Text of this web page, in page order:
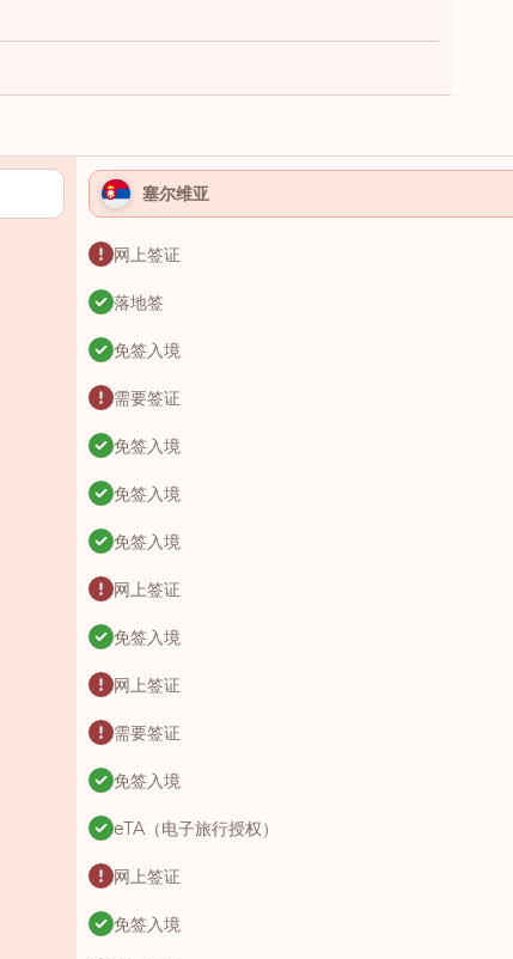
塞尔维亚
网上签证
落地签
免签入境
需要签证
免签入境
免签入境
免签入境
网上签证
免签入境
网上签证
需要签证
免签入境
eTA（电子旅行授权）
网上签证
免签入境